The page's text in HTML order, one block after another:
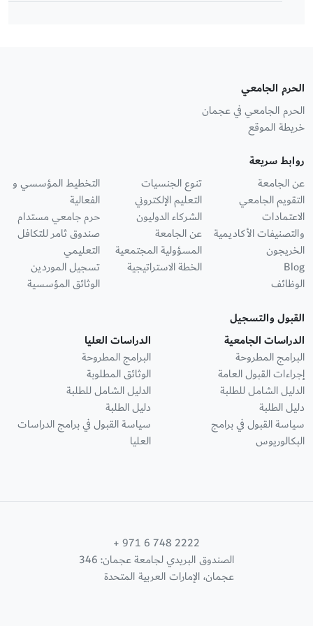
الحرم الجامعي
الحرم الجامعي في عجمان
خريطة الموقع
روابط سريعة
عن الجامعة
التقويم الجامعي
الاعتمادات
والتصنيفات الأكاديمية
الخريجون
Blog
الوظائف
تنوع الجنسيات
التعليم الإلكتروني
الشركاء الدوليون
عن الجامعة
المسؤولية المجتمعية
الخطة الاستراتيجية
التخطيط المؤسسي و
الفعالية
حرم جامعي مستدام
صندوق ثامر للتكافل
التعليمي
تسجيل الموردين
الوثائق المؤسسية
القبول والتسجيل
الدراسات الجامعية
البرامج المطروحة
إجراءات القبول العامة
الدليل الشامل للطلبة
دليل الطلبة
سياسة القبول في برامج
البكالوريوس
الدراسات العليا
البرامج المطروحة
الوثائق المطلوبة
الدليل الشامل للطلبة
دليل الطلبة
سياسة القبول في برامج الدراسات
العليا
+ 971 6 748 2222
الصندوق البريدي لجامعة عجمان: 346
عجمان، الإمارات العربية المتحدة